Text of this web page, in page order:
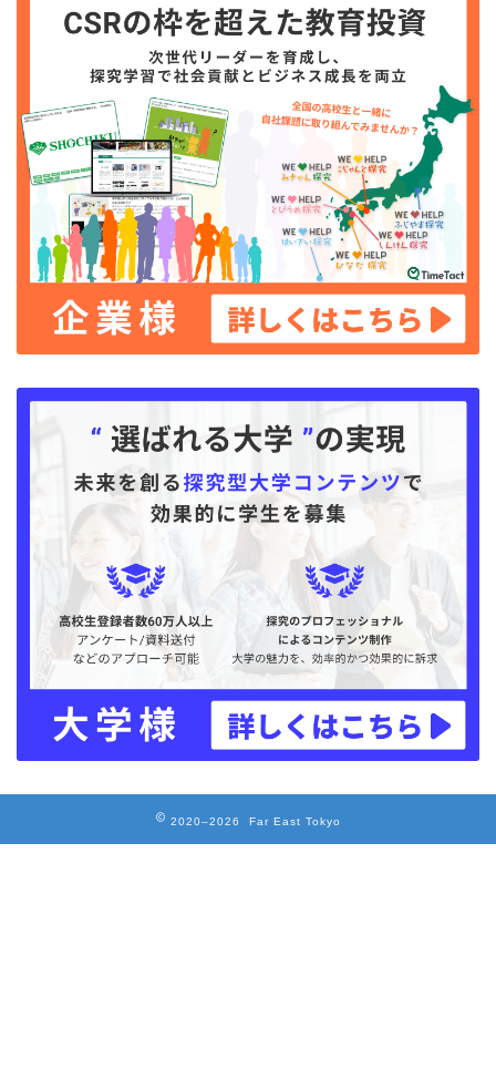
2020–2026 Far East Tokyo